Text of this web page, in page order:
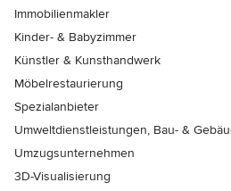
Immobilienmakler
Kinder- & Babyzimmer
Künstler & Kunsthandwerk
Möbelrestaurierung
Spezialanbieter
Umweltdienstleistungen, Bau- &
Umzugsunternehmen
3D-Visualisierung